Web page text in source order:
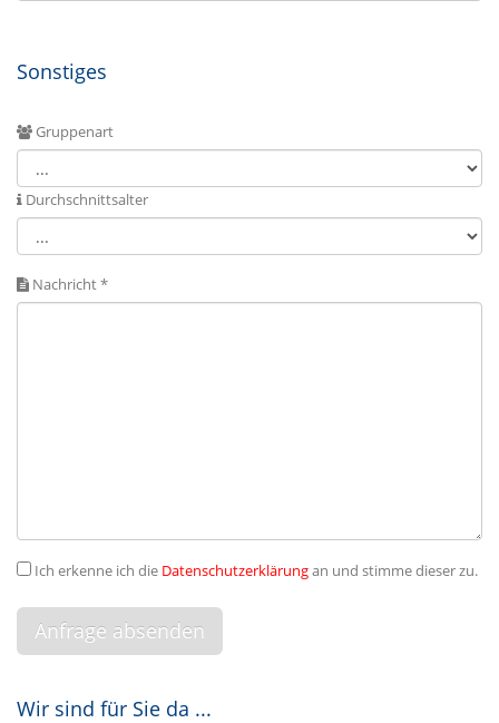
Sonstiges
Gruppenart
Durchschnittsalter
Nachricht *
Ich erkenne ich die Datenschutzerklärungan und stimme dieser zu.
Wir sind für Sie da ...